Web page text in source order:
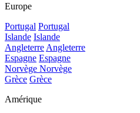
Europe
Portugal Portugal
Islande Islande
Angleterre Angleterre
Espagne Espagne
Norvège Norvège
Grèce Grèce
Amérique